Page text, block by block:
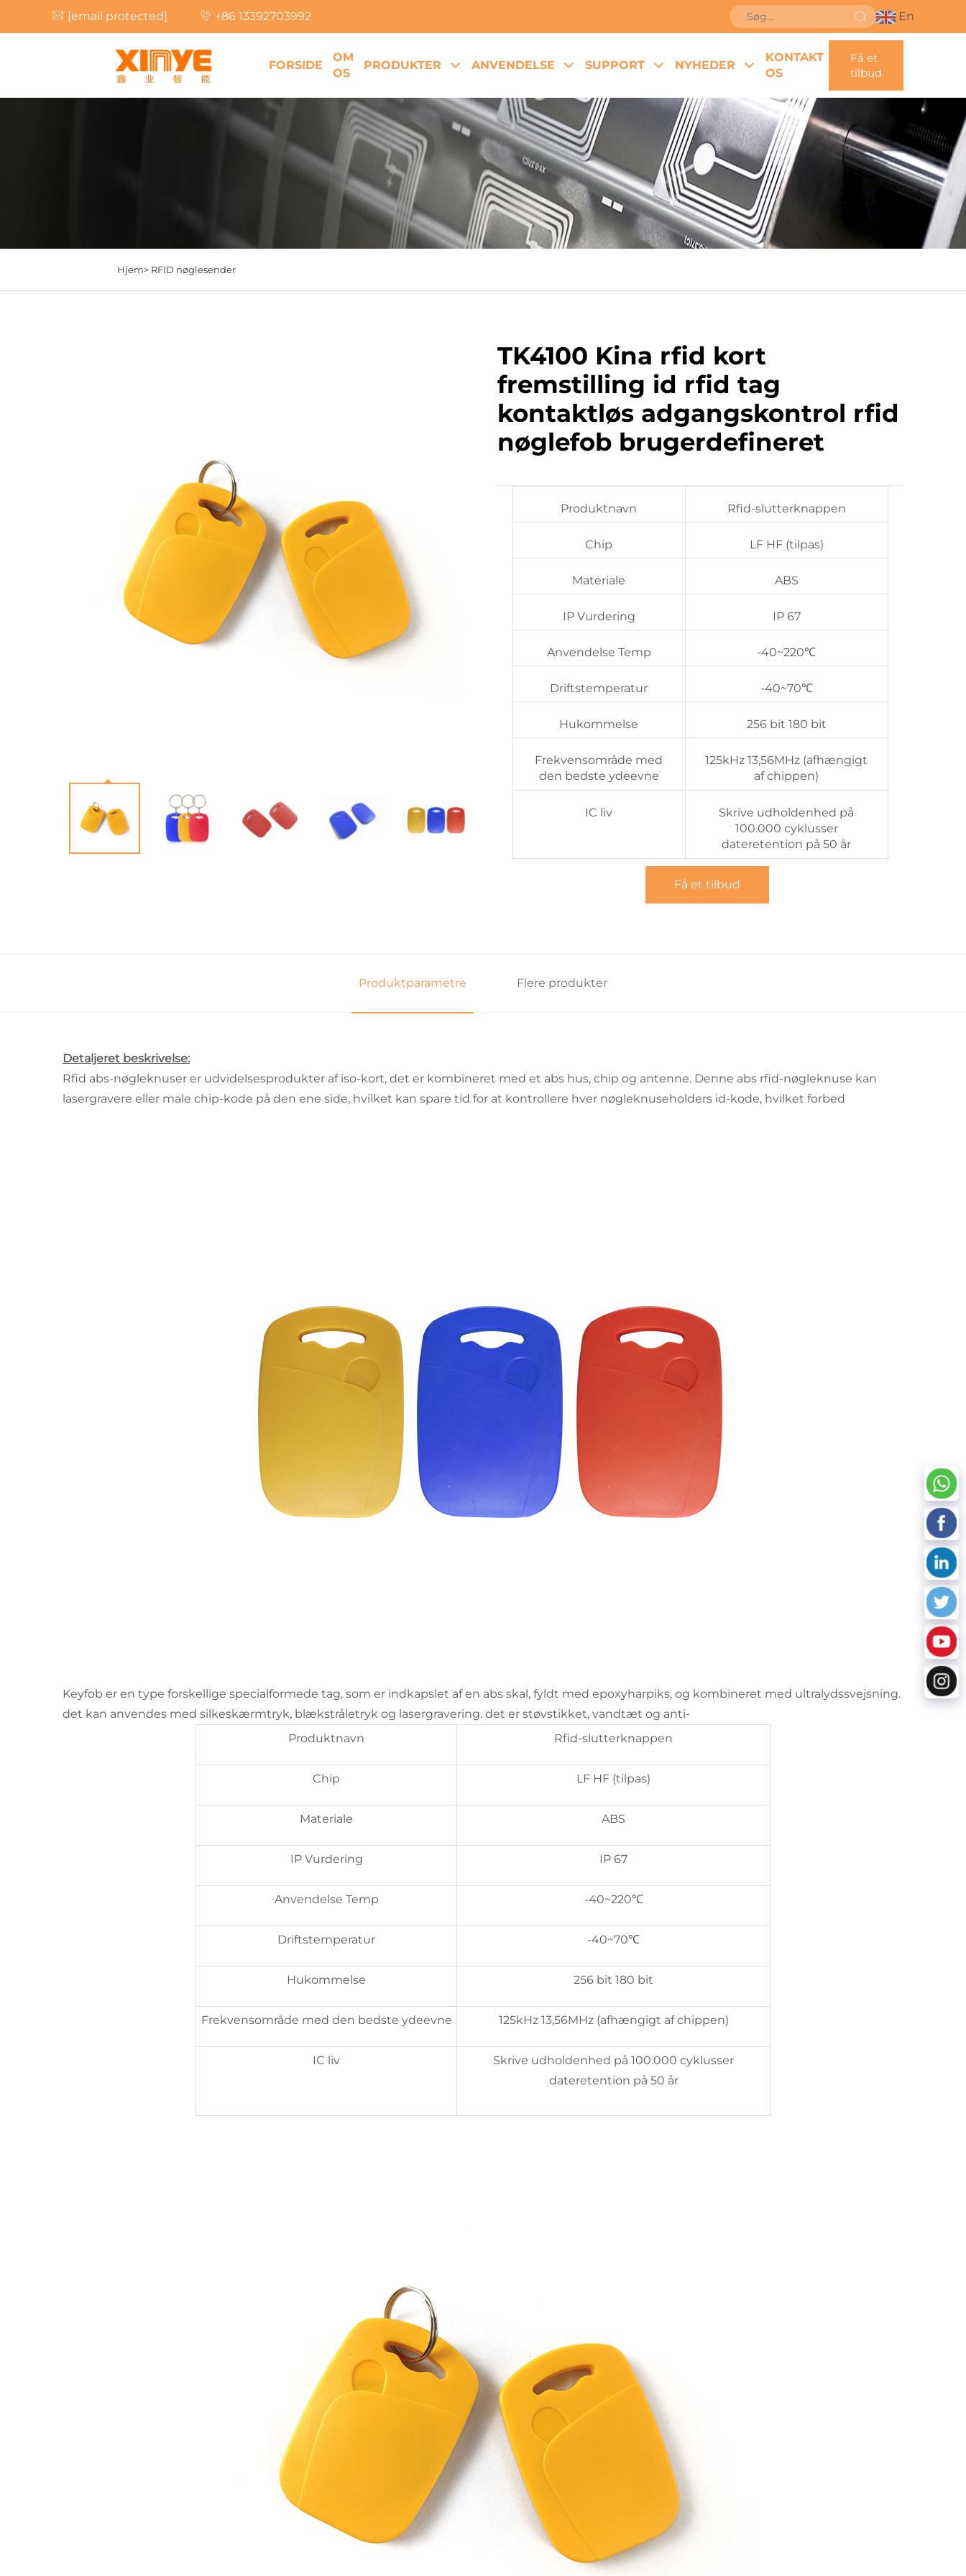
[email protected] +86 13392703992 En
FORSIDE
OM
OS
PRODUKTER ANVENDELSE SUPPORT NYHEDER
KONTAKT
OS
Få et
tilbud
Hjem> RFID nøglesender
TK4100 Kina rfid kort
fremstilling id rfid tag
kontaktløs adgangskontrol rfid
nøglefob brugerdefineret
Produktnavn Rfid-slutterknappen
Chip LF HF (tilpas)
Materiale ABS
IP Vurdering IP 67
Anvendelse Temp -40~220℃
Driftstemperatur -40~70℃
Hukommelse 256 bit 180 bit
Frekvensområde med
den bedste ydeevne
125kHz 13,56MHz (afhængigt
af chippen)
IC liv
Skrive udholdenhed på
100.000 cyklusser
dateretention på 50 år
Få et tilbud
Produktparametre Flere produkter
Detaljeret beskrivelse:
Rfid abs-nøgleknuser er udvidelsesprodukter af iso-kort, det er kombineret med et abs hus, chip og antenne. Denne abs rfid-nøgleknuse kan
lasergravere eller male chip-kode på den ene side, hvilket kan spare tid for at kontrollere hver nøgleknuseholders id-kode, hvilket forbed
Keyfob er en type forskellige specialformede tag, som er indkapslet af en abs skal, fyldt med epoxyharpiks, og kombineret med ultralydssvejsning.
det kan anvendes med silkeskærmtryk, blækstråletryk og lasergravering. det er støvstikket, vandtæt og anti-
Produktnavn
Rfid-slutterknappen
Chip LF HF (tilpas)
Materiale ABS
IP Vurdering IP 67
Anvendelse Temp -40~220℃
Driftstemperatur -40~70℃
Hukommelse 256 bit 180 bit
Frekvensområde med den bedste ydeevne 125kHz 13,56MHz (afhængigt af chippen)
IC liv
Skrive udholdenhed på 100.000 cyklusser
dateretention på 50 år